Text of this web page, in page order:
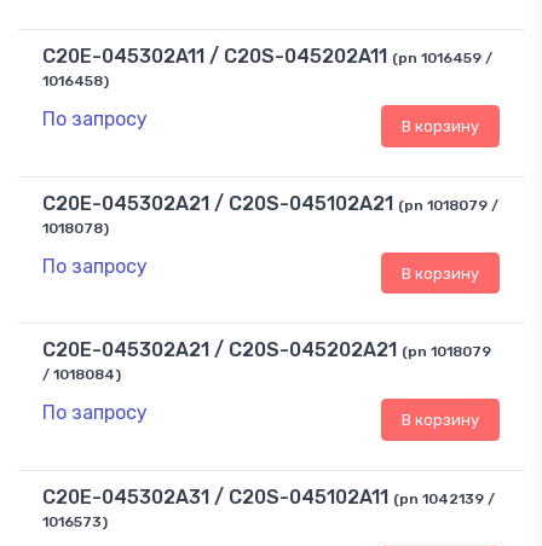
C20E-045302A11 / C20S-045202A11 (pn 1016459 /
1016458)
По запросу В корзину
C20E-045302A21 / C20S-045102A21 (pn 1018079 /
1018078)
По запросу В корзину
C20E-045302A21 / C20S-045202A21 (pn 1018079
/ 1018084)
По запросу В корзину
C20E-045302A31 / C20S-045102A11 (pn 1042139 /
1016573)